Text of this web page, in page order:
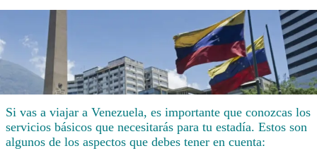
Si vas a viajar a Venezuela, es importante que conozcas los
servicios básicos que necesitarás para tu estadía. Estos son
algunos de los aspectos que debes tener en cuenta: